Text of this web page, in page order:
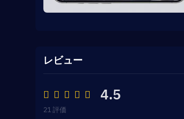
レビュー
4.5
21 評価